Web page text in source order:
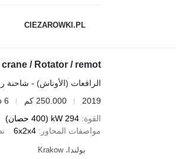
CIEZAROWKI.PL
crane / Rotator / remot
الرافعات (الأوناش) - شاحنة
2019
250.000 كم
6
القوة 294 kW (400 حصان)
مواصفات المحاور
6x2x4
بولندا، Krakow